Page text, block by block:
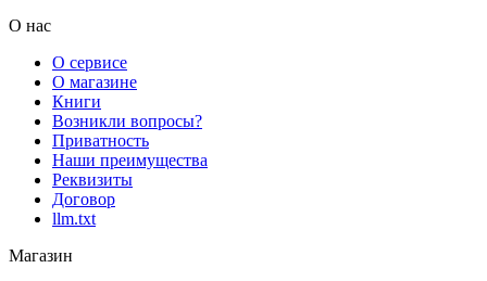
О нас
О сервисе
О магазине
Книги
Возникли вопросы?
Приватность
Наши преимущества
Реквизиты
Договор
llm.txt
Магазин